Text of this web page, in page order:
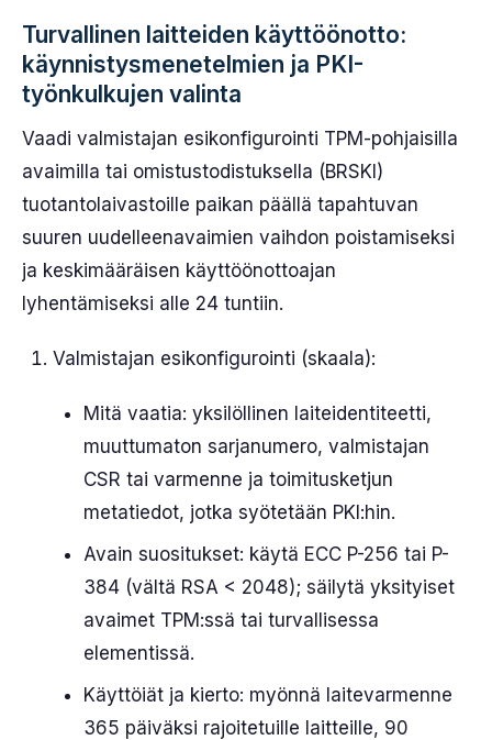
Turvallinen laitteiden käyttöönotto:
käynnistysmenetelmien ja PKI-
työnkulkujen valinta
Vaadi valmistajan esikonfigurointi TPM-pohjaisilla
avaimilla tai omistustodistuksella (BRSKI)
tuotantolaivastoille paikan päällä tapahtuvan
suuren uudelleenavaimien vaihdon poistamiseksi
ja keskimääräisen käyttöönottoajan
lyhentämiseksi alle 24 tuntiin.
Valmistajan esikonfigurointi (skaala):
Mitä vaatia: yksilöllinen laiteidentiteetti,
muuttumaton sarjanumero, valmistajan
CSR tai varmenne ja toimitusketjun
metatiedot, jotka syötetään PKI:hin.
Avain suositukset: käytä ECC P-256 tai P-
384 (vältä RSA < 2048); säilytä yksityiset
avaimet TPM:ssä tai turvallisessa
elementissä.
Käyttöiät ja kierto: myönnä laitevarmenne
365 päiväksi rajoitetuille laitteille, 90